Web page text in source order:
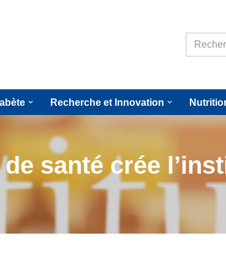
Recherche et Innovation
santé crée